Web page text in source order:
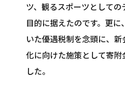
ツ、観るスポーツとして
目的に据えたのです。更
いた優遇税制を念頭に、
化に向けた施策として寄
した。